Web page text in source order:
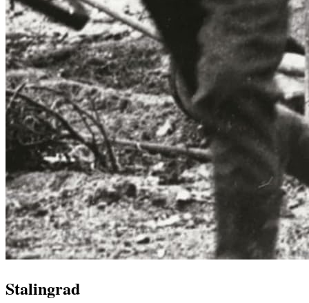
Stalingrad